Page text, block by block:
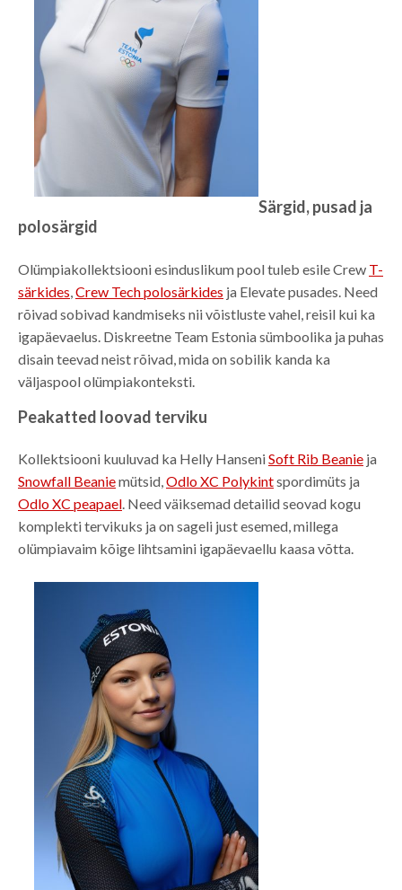
Särgid, pusad ja
polosärgid
Olümpiakollektsiooni esinduslikum pool tuleb esile Crew T-
särkides Crew Tech polosärkides ja Elevate pusades. Need
rõivad sobivad kandmiseks nii võistluste vahel, reisil kui ka
igapäevaelus. Diskreetne Team Estonia sümboolika ja puhas
disain teevad neist rõivad, mida on sobilik kanda ka
väljaspool olümpiakonteksti.
Peakatted loovad terviku
Kollektsiooni kuuluvad ka Helly HanseniSoft Rib Beanie ja
Snowfall Beaniemütsid,Odlo XC Polykintspordimüts ja
Odlo XC peapael. Need väiksemad detailid seovad kogu
komplekti tervikuks ja on sageli just esemed, millega
olümpiavaim kõige lihtsamini igapäevaellu kaasa võtta.